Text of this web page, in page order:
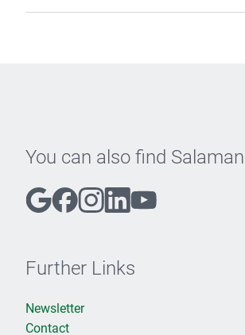
You can also find
Further Links
Newsletter
Contact